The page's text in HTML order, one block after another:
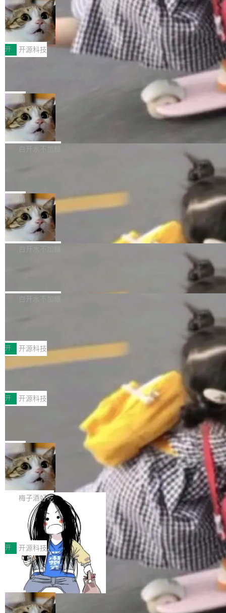
哪些组合有效，作者说，你得靠"文档、校验、或
者部落知识"。 换个写法。Rust 的 enum，两个
变体：Switchable...
有科技公司做的一样。只不过，实际上它不一
样。这是 Sandstorm.io 的重制版，我十年前的
那个创业公司。不同的是，这次它构建在 Cloudf
lare Workers 上——我花了九年时间搭建的平台
——并且深度集成了 AI。这基本上是我十年秘密
Workers 和 Durable Objects 的守护进程。 设
计思路很直接：每个对象是一个独立的 SQLite
数据库，按名称寻址，复制到你自己的 S3 兼容
存储库里。节点之间只通过这个存储库协调——
没有控制平面，没有共识协议。每个对象自带一
个小型数据库，应用天然按分片构建，单个数据
库的竞争和爆炸半径问题在设计层面就被消除
了。 闲置的 cell 会休眠到几乎不占资源。当 cel
l 迁移或唤醒时，新宿主从 S3 恢复 SQLite 数据
库继续执行。存储库是持久化的唯一真相...
鲁大师7月新机性能/流畅/AI榜：vivo夺
性能、流畅双第一，三星Galaxy Z系列
新折叠缺席
2026年7月的手机市场，由于存储等硬件成本暴
增，手机厂商的日子也不好过啊，新机速度明显
放缓，因此硝烟味淡了许多。新机参数规格除开
高价的三星折叠（三星Galaxy Z Fold8 Ultra / Z
Fold8 / Z Flip8）外，其余要么是中低端机器，
例如iQOO Z11i、REDMI Note 17、REDMI No
te 17 Pro、OPPO K15，要么是vivo X300 E这
样的次旗舰。 Galaxy Z Fold8 Ultra / Z Fold8 /
Z Flip8三款折叠屏新机均在7月22日发布，且全
部搭载骁龙8 Elite Gen5 for Galaxy，它们本该
开 开源科技
Zed 编辑器团队发布了新项目——DeltaDB，一
个在 git commit 之间记录每一次编辑操作的版
本控制系统。目前处于 Early Access 阶段。 De
ltaDB 的核心思路直接写在 landing page 最显
眼的位置：「Software is made between com
mits」——软件是在 commit 之间写出来的。git
是把这段空隙补上。 回退到任何一次编辑：Delt
aDB 捕获 commit 之间的每一次操作，...
局
SpaceXAI 单季资本开支达 183 亿美元
根据风险投资人Tomer Tunguz 博客（VC 分
析）披露的最新分析与第二季度业绩报告，Spac
微软同期总资本开支的四成。 与亚马逊、Alpha
bet、微软以及 Meta 等传统科技巨头相比，Spa
ceXAI的资金消耗速度尤为引人瞩目。然而，支
撑庞大支出的资金来源却呈现出截然不同的面
貌。数据显示，微软和 Meta 主要依托充沛的经
白开水不加糖
一个在终端里运行的编程 agent；Muse Spark
1.2，驱动这个 agent 的新模型。一句话概括：
你可以用 curl -fsSL https://dev.meta.ai/install.
sh | bash 安装一个能在大项目里自动规划、写
代码、验证结果的 AI 终端工具。 据介绍，Muse
个主 agent 循环，外加一组后台 agent。这些后
局
美团开源 LoHoSearch，用知识图谱校
准 AI 能力认知
机器出题的前提，是让机器拥有全局视野。整个
构建流程可以分为四个环节：建图 → 控制难度
白开水不加糖
库，并将作为transport接入Mooncake TENT。
MPComm将作为一种传输引擎接入Mooncake T
ENT，实现零拷贝传输性能提升30%、非零拷贝
传输性能最高提升5倍。UCL-MPComm底层基
于自研UCL-Engine通信引擎，后续腾讯网平将
持续开源更多基于UCL-Engine的高性能通信组
件。 腾讯网平团队在UCL-MPComm中实现了一
个独立于业务线程的全局通信引擎（Engine），
白开水不加糖
型案例入选名单》，深信服“面向企业研发场景的
开源 AI 编程平台 CoStrict 应用”凭借卓越的技术
创新与落地成效成功入选。 全链路私有化部署，
助力企业AI研发安全落地 当前，越来越多企业已
经开始引入 AI Coding 工具，通过调用公有云模
型或企业内部部署模型提升研发效率。但随着 AI
Coding 从个人辅助工具逐步走向团队级、组织
级应用，企业在规模化落地过程中，对安全性、
可控性和代码质量提出了更高要求。 首先是数据
安全与合规要求。对于大多数普通研发场景，公
有云模型能够满足快速试用和效率提升的需求。
但对于金融、能源、医疗等对数据安全要求较...
开 开源科技
深信服AI算力网关入选工信部人工智能
前不久，工业和信息化部正式发布《2025年人工
智能应用典型案例名单》，集中展示人工智能在
各领域的应用成果，覆盖技术底座、行业赋能、
产品应用、支撑保障、专题等五大方向。深信服
AI算力网关（AI创新平台）成功入选！ 随着各行
各业的Agent走向规模化建设，算力构成形态逐
渐丰富，用户关注的重点也在发生变化：不只是
让AI用起来，还要进一步看清混合算力时代下，
Token花在哪里、算力是否被充分利用，以及持
续增长的AI成本该如何优化。 深信服AI算力网关
正是围绕这些实际问题，从Token治理和成本治
理两个方面，让用户的每一份算力都看得清、管
得住、用得稳、省得下、更安全！ 一、从现在开
始，Token使用一目...
开 开源科技
Jeff Dean 离开 Google：一个时代的结
束，一个实验室的开始
Google 员工编号 20。MapReduce 作者之一。
Bigtable 作者之一。TensorFlow 的作者之一。
Gemini 的架构师。Google 首席科学家。 Jeff D
ean 在 Google 工作了 27 年后，宣布离职。 他
不是一个人走。一同离开的还有 Sanjay Ghema
wat（Google 员工编号 23，Jeff Dean 二十多
年的编程搭档，MapReduce 和 Bigtable 的共同
作者）、Quoc Le（Google 大脑核心成员，Se
q2Seq 和 DocAI 的共同发明人）以及 Oriol Vin
yals（Gemini 联合负责人，AlphaSta...
局
🔥 SolonCode v2026.8.4 发布：界面
字体可调、22 种语言、记忆搜索增强
打开终端就能上岗的全中文编码智能体，这一轮
把「看得清、用母语、记得住」三件事一次补
齐。 SolonCode 是什么 SolonCode 是杭州无
耳科技研发的企业级终端编码智能体——一位全
中文驱动的数字员工，自主理解需求、规划步
骤、编写代码。不挑模型、不挑平台，curl 一行
装完即用。 开源地址：Gitee · GitCode · GitHu
b 安装 支持 Java 8+（8~26）、macOS / Linu
x / Windows / Harmony PC。 # macOS / Linu
x / Harmony PC curl -fsSL https://solon.noea
r.org/solon...
梅子酒好吃
让“代码语义理解”深度释放AI Coding
价值潜能：华为云码道（CodeArts）
代码仓技术解析
一、代码仓深度理解技术的作用与价值 在软件工
程实践中，代码仓是企业核心知识资产的主要载
体。企业级代码仓库通常包含数十万乃至数百万
个文件，其规模远超单次模型调用可承载的上下
文窗口。随着项目规模的持续扩张与代码历史的
不断累积，代码仓中的模块关系、接口契约、业
务逻辑等关键信息往往分散于数十乃至数百个文
开 开源科技
一条“删库”命令跑 17 小时，算法工程
师删光 89TB 数据只为干私活
最高人民检察院8月4日公布了一起案件：北京一
名90后算法工程师王某，为了给自己接的私活腾
服务器空间，删光了公司AI游戏部门的全部核心
局